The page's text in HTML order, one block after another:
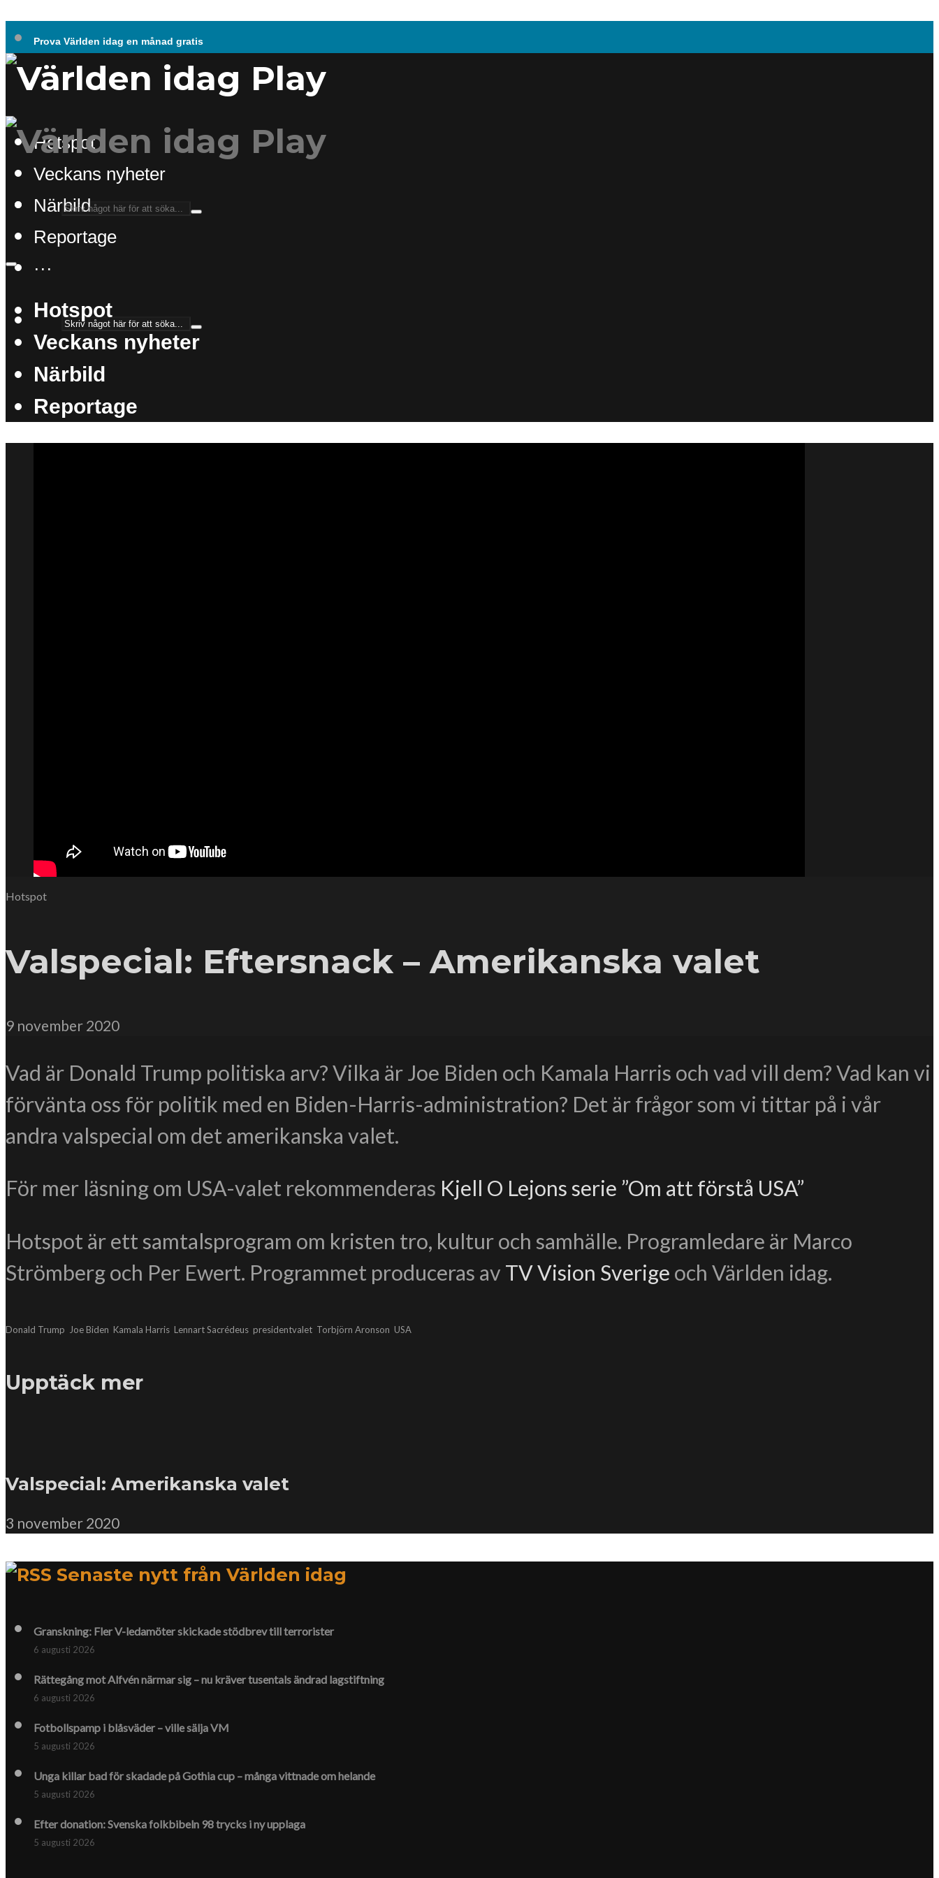
Prova Världen idag en månad gratis
Hotspot
Veckans nyheter
Närbild
Reportage
···
Hotspot
Veckans nyheter
Närbild
Reportage
Hotspot
Valspecial: Eftersnack – Amerikanska valet
9 november 2020
Vad är Donald Trump politiska arv? Vilka är Joe Biden och Kamala Harris och vad vill dem? Vad kan vi
förvänta oss för politik med en Biden-Harris-administration? Det är frågor som vi tittar på i vår
andra valspecial om det amerikanska valet.
För mer läsning om USA-valet rekommenderas Kjell O Lejons serie ”Om att förstå USA”
Hotspot är ett samtalsprogram om kristen tro, kultur och samhälle. Programledare är Marco
Strömberg och Per Ewert. Programmet produceras av TV Vision Sverige och Världen idag.
Donald Trump Joe Biden Kamala Harris Lennart Sacrédeus presidentvalet Torbjörn Aronson USA
Upptäck mer
Valspecial: Amerikanska valet
3 november 2020
Senaste nytt från Världen idag
Granskning: Fler V-ledamöter skickade stödbrev till terrorister
6 augusti 2026
Rättegång mot Alfvén närmar sig – nu kräver tusentals ändrad lagstiftning
6 augusti 2026
Fotbollspamp i blåsväder – ville sälja VM
5 augusti 2026
Unga killar bad för skadade på Gothia cup – många vittnade om helande
5 augusti 2026
Efter donation: Svenska folkbibeln 98 trycks i ny upplaga
5 augusti 2026